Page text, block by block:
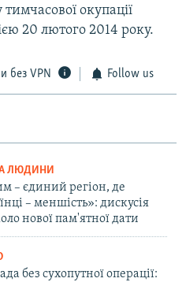
окупації
20 лютого 2014 року.
без VPN Follow us
ЛЮДИНИ
– єдиний регіон, де
– меншість»: дискусія
нової пам'ятної дати
без сухопутної операції: